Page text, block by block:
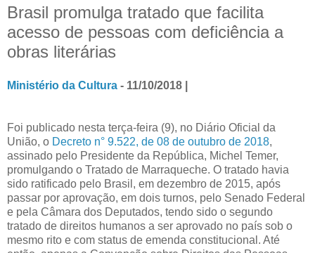
Brasil promulga tratado que facilita
acesso de pessoas com deficiência a
obras literárias
Ministério da Cultura - 11/10/2018 |
Foi publicado nesta terça-feira (9), no Diário Oficial da
União, o Decreto n° 9.522, de 08 de outubro de 2018,
assinado pelo Presidente da República, Michel Temer,
promulgando o Tratado de Marraqueche. O tratado havia
sido ratificado pelo Brasil, em dezembro de 2015, após
passar por aprovação, em dois turnos, pelo Senado Federal
e pela Câmara dos Deputados, tendo sido o segundo
tratado de direitos humanos a ser aprovado no país sob o
mesmo rito e com status de emenda constitucional. Até